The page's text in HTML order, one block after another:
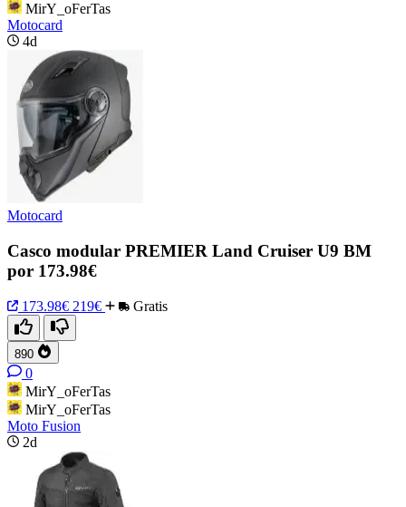
MirY_oFerTas
Motocard
4d
Motocard
Casco modular PREMIER Land Cruiser U9 BM
por 173.98€
173.98€ 219€ Gratis
890
0
MirY_oFerTas
MirY_oFerTas
Moto Fusion
2d